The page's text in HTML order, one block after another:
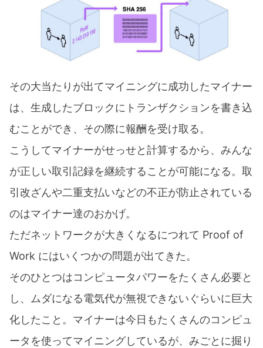
その大当たりが出てマイニングに成功したマイナー
は、生成したブロックにトランザクションを書き込
むことができ、その際に報酬を受け取る。
こうしてマイナーがせっせと計算するから、みんな
が正しい取引記録を継続することが可能になる。取
引改ざんや二重支払いなどの不正が防止されている
のはマイナー達のおかげ。
ただネットワークが大きくなるにつれて Proof of
Work にはいくつかの問題が出てきた。
そのひとつはコンピュータパワーをたくさん必要と
し、ムダになる電気代が無視できないぐらいに巨大
化したこと。マイナーは今日もたくさんのコンピュ
ータを使ってマイニングしているが、みごとに掘り